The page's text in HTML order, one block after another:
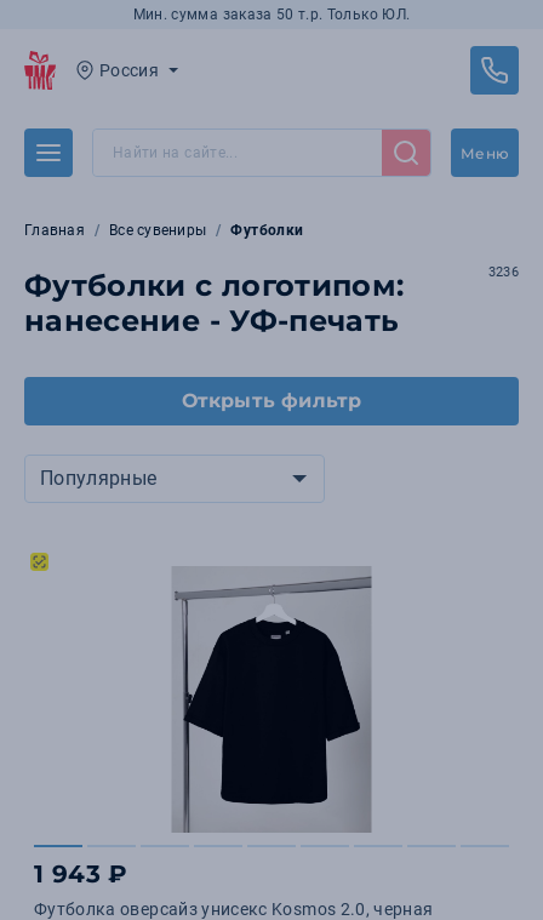
Мин. сумма заказа 50 т.р. Только ЮЛ.
Россия
Меню
Главная Все сувениры Футболки
Футболки с логотипом:
нанесение - УФ-печать
3236
Открыть фильтр
Популярные
1 943 ₽
Футболка оверсайз унисекс Kosmos 2.0, черная